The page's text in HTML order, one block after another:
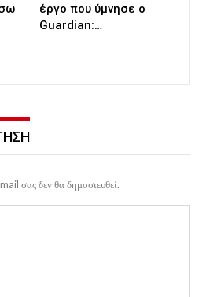
έργο που ύμνησε ο
Guardian:…
σας δεν θα δημοσιευθεί.